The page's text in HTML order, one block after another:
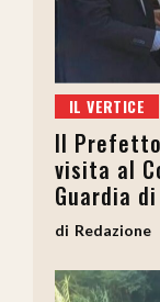
IL VERTICE
Il
visita al
Guardia
Redazione